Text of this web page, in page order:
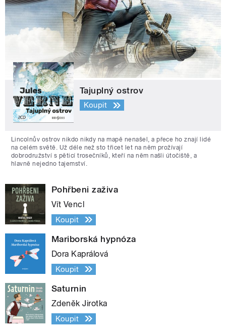
Tajuplný ostrov
Koupit
Lincolnův ostrov nikdo nikdy na mapě nenašel, a přece ho znají lidé
na celém světě. Už déle než sto třicet let na něm prožívají
dobrodružství s pěticí trosečníků, kteří na něm našli útočiště, a
hlavně nejedno tajemství.
Pohřbeni zaživa
Vít Vencl
Koupit
Mariborská hypnóza
Dora Kaprálová
Koupit
Saturnin
Zdeněk Jirotka
Koupit